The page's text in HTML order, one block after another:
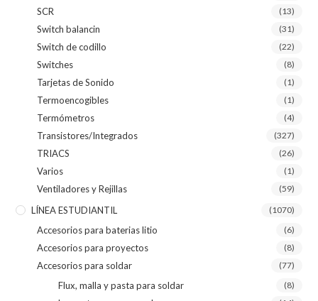
SCR (13)
Switch balancin (31)
Switch de codillo (22)
Switches (8)
Tarjetas de Sonido (1)
Termoencogibles (1)
Termómetros (4)
Transistores/Integrados (327)
TRIACS (26)
Varios (1)
Ventiladores y Rejillas (59)
LÍNEA ESTUDIANTIL (1070)
Accesorios para baterias litio (6)
Accesorios para proyectos (8)
Accesorios para soldar (77)
Flux, malla y pasta para soldar (8)